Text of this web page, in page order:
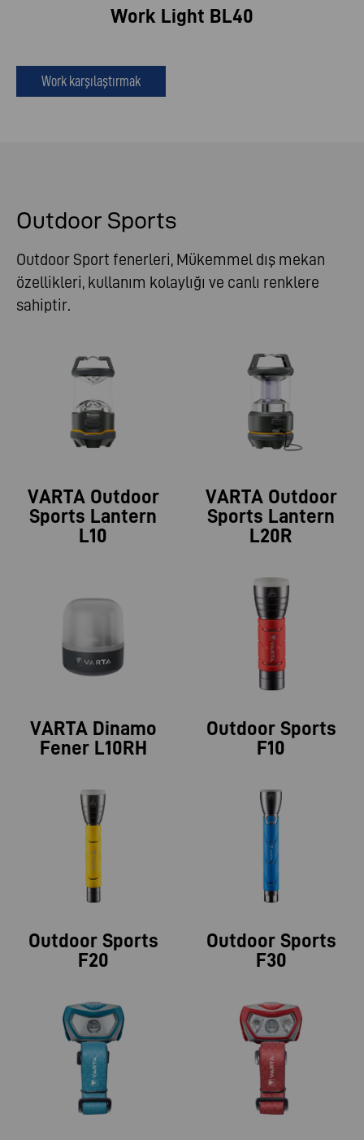
Work Light BL40
Work karşılaştırmak
Outdoor Sports
Outdoor Sport fenerleri, Mükemmel dış mekan
özellikleri, kullanım kolaylığı ve canlı renklere
sahiptir.
VARTA Outdoor
Sports Lantern
L10
VARTA Outdoor
Sports Lantern
L20R
VARTA Dinamo
Fener L10RH
Outdoor Sports
F10
Outdoor Sports
F20
Outdoor Sports
F30